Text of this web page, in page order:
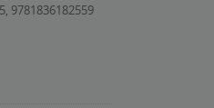
9781836182559